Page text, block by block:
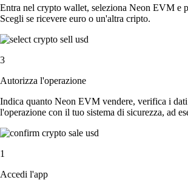
Entra nel crypto wallet, seleziona Neon EVM e
Scegli se ricevere euro o un'altra cripto.
3
Autorizza l'operazione
Indica quanto Neon EVM vendere, verifica i dati
l'operazione con il tuo sistema di sicurezza, ad
1
Accedi l'app